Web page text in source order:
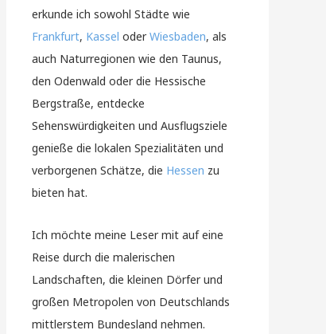
erkunde ich sowohl Städte wie
Frankfurt, Kassel oderWiesbaden, als
auch Naturregionen wie den Taunus,
den Odenwald oder die Hessische
Bergstraße, entdecke
Sehenswürdigkeiten und Ausflugsziele
genieße die lokalen Spezialitäten und
verborgenen Schätze, die Hessen zu
bieten hat.
Ich möchte meine Leser mit auf eine
Reise durch die malerischen
Landschaften, die kleinen Dörfer und
großen Metropolen von Deutschlands
mittlerstem Bundesland nehmen.